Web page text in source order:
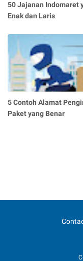
50 Jajanan Indomaret
Enak dan Laris
5 Contoh Alamat
Paket yang Benar